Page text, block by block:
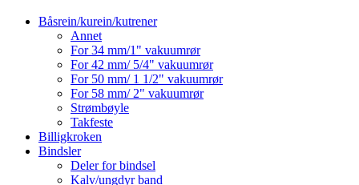
Båsrein/kurein/kutrener
Annet
For 34 mm/1" vakuumrør
For 42 mm/ 5/4" vakuumrør
For 50 mm/ 1 1/2" vakuumrør
For 58 mm/ 2" vakuumrør
Strømbøyle
Takfeste
Billigkroken
Bindsler
Deler for bindsel
Kalv/ungdyr band